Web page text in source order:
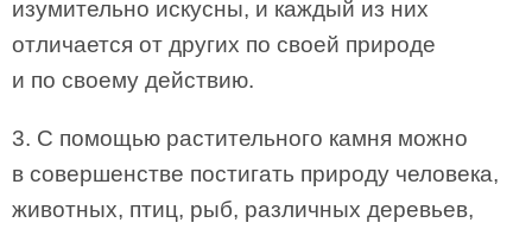
изумительно искусны, и каждый из них
отличается от других по своей природе
и по своему действию.
3. С помощью растительного камня можно
в совершенстве постигать природу человека,
животных, птиц, рыб, различных деревьев,